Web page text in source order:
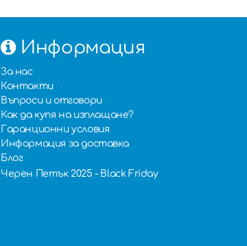
Информация
За нас
Контакти
Въпроси и отговори
Как да купя на изплащане?
Гаранционни условия
Информация за доставка
Блог
Черен Петък 2025 - Black Friday